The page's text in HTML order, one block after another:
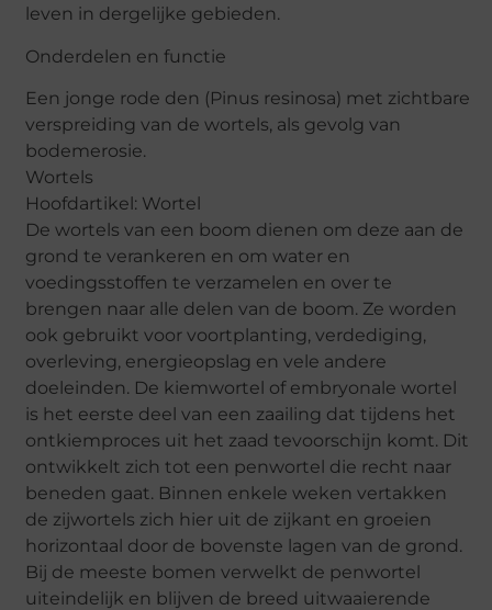
leven in dergelijke gebieden.
Onderdelen en functie
Een jonge rode den (Pinus resinosa) met zichtbare
verspreiding van de wortels, als gevolg van
bodemerosie.
Wortels
Hoofdartikel: Wortel
De wortels van een boom dienen om deze aan de
grond te verankeren en om water en
voedingsstoffen te verzamelen en over te
brengen naar alle delen van de boom. Ze worden
ook gebruikt voor voortplanting, verdediging,
overleving, energieopslag en vele andere
doeleinden. De kiemwortel of embryonale wortel
is het eerste deel van een zaailing dat tijdens het
ontkiemproces uit het zaad tevoorschijn komt. Dit
ontwikkelt zich tot een penwortel die recht naar
beneden gaat. Binnen enkele weken vertakken
de zijwortels zich hier uit de zijkant en groeien
horizontaal door de bovenste lagen van de grond.
Bij de meeste bomen verwelkt de penwortel
uiteindelijk en blijven de breed uitwaaierende